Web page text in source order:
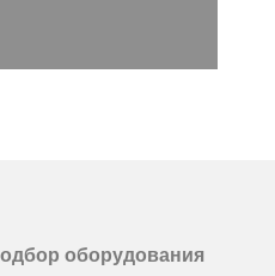
оборудования